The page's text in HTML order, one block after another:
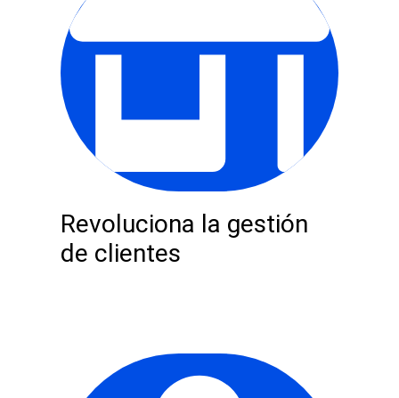
Revoluciona la gestión
de clientes